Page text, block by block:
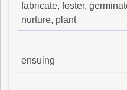
fabricate, foster,
nurture, plant
ensuing